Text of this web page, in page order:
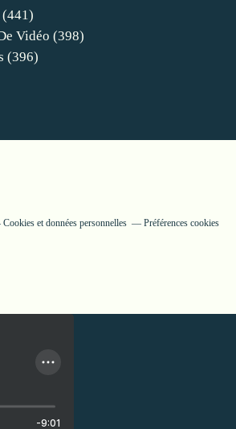
(441)
Vidéo (398)
(396)
Cookies et données personnelles Préférences cookies
-9:01